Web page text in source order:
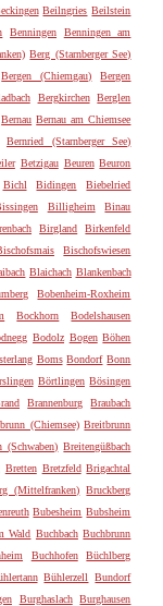
Beilngries Beilstein
Benningen
Benningen am
Berg (Starnberger See)
Bergen (Chiemgau)
Bergen
Bergkirchen
Berglen
Bernau Bernau am Chiemsee
Bernried (Starnberger See)
Betzigau Beuren Beuron
Bichl Bidingen
Biebelried
Billigheim
Binau
Birgland
Birkenfeld
Bischofswiesen
Blaichach Blankenbach
Bobenheim-Roxheim
Bockhorn
Bodelshausen
Bodolz Bogen Böhen
Boms Bondorf Bonn
Börtlingen Bösingen
Brannenburg
Braubach
(Chiemsee) Breitbrunn
(Schwaben) Breitengüßbach
Bretten Bretzfeld Brigachtal
(Mittelfranken) Bruckberg
Bubesheim Bubsheim
Wald Buchbach Buchbrunn
Buchhofen
Büchlberg
Bühlerzell
Bundorf
Burghaslach
Burghausen